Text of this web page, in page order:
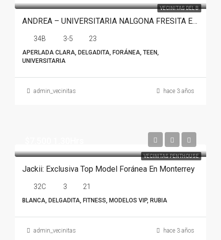
VECINITAS DEL B
ANDREA – UNIVERSITARIA NALGONA FRESITA EN MONTERREY
34B 3-5 23
APERLADA CLARA, DELGADITA, FORÁNEA, TEEN,
UNIVERSITARIA
admin_vecinitas hace 3 años
VECINITAS PENTHOUSE
Jackii: Exclusiva Top Model Foránea En Monterrey
32C 3 21
BLANCA, DELGADITA, FITNESS, MODELOS VIP, RUBIA
admin_vecinitas hace 3 años